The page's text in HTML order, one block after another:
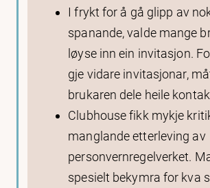
I frykt for å gå glipp av
spanande, valde mange
løyse inn ein invitasjon.
gje vidare invitasjonar,
brukaren dele heile
Clubhouse fikk mykje
manglande etterleving av
personvernregelverket.
spesielt bekymra for kva